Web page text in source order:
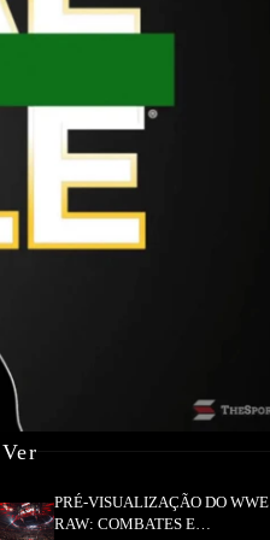
PRÉ-VISUALIZAÇÃO DO WWE
RAW: COMBATES E